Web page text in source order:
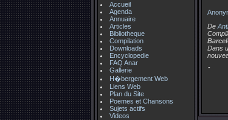
Accueil
Agenda
Annuaire
Articles
Bibliotheque
Compilation
Downloads
Encyclopedie
FAQ Anar
Gallerie
H�bergement Web
Liens Web
Plan du Site
Poemes et Chansons
Sujets actifs
Videos
De
Dans
"